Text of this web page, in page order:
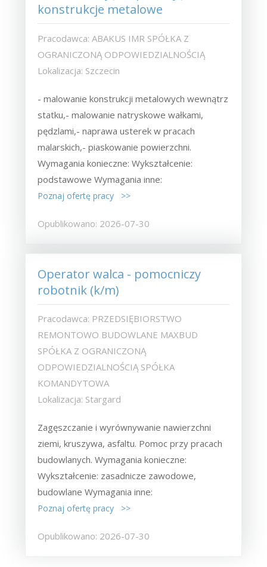
konstrukcje metalowe
Pracodawca: ABAKUS IMR SPÓŁKA Z
OGRANICZONĄ ODPOWIEDZIALNOŚCIĄ
Lokalizacja: Szczecin
- malowanie konstrukcji metalowych wewnątrz
statku,- malowanie natryskowe wałkami,
pędzlami,- naprawa usterek w pracach
malarskich,- piaskowanie powierzchni.
Wymagania konieczne: Wykształcenie:
podstawowe Wymagania inne:
Poznaj ofertę pracy >>
Opublikowano: 2026-07-30
Operator walca - pomocniczy
robotnik (k/m)
Pracodawca: PRZEDSIĘBIORSTWO
REMONTOWO BUDOWLANE MAXBUD
SPÓŁKA Z OGRANICZONĄ
ODPOWIEDZIALNOŚCIĄ SPÓŁKA
KOMANDYTOWA
Lokalizacja: Stargard
Zagęszczanie i wyrównywanie nawierzchni
ziemi, kruszywa, asfaltu. Pomoc przy pracach
budowlanych. Wymagania konieczne:
Wykształcenie: zasadnicze zawodowe,
budowlane Wymagania inne:
Poznaj ofertę pracy >>
Opublikowano: 2026-07-30